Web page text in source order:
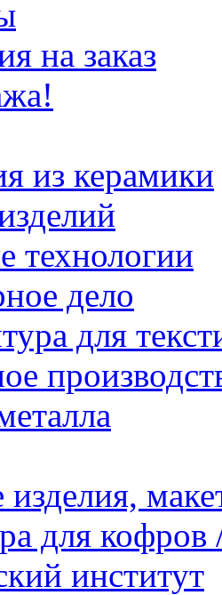
на заказ
из керамики
технологии
дело
для
изделия,
для кофров
институт